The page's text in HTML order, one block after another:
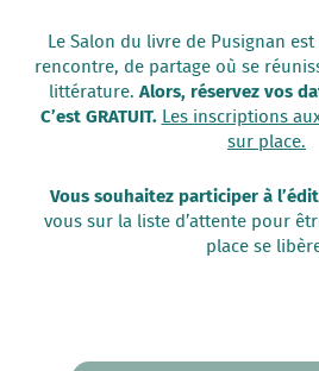
Le Salon du livre de Pusignan
rencontre, de partage où se
littérature. Alors, réservez vos
C’est GRATUIT. Les inscriptions
sur place.
Vous souhaitez participer à
vous sur la liste d’attente pour
place se